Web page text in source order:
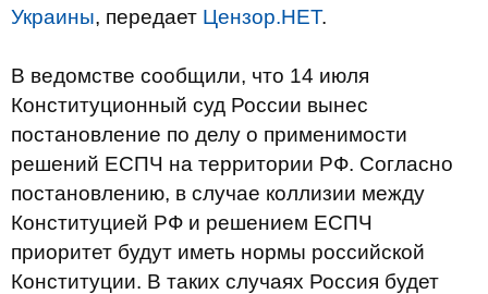
Украины, передает Цензор.НЕТ.
В ведомстве сообщили, что 14 июля
Конституционный суд России вынес
постановление по делу о применимости
решений ЕСПЧ на территории РФ. Согласно
постановлению, в случае коллизии между
Конституцией РФ и решением ЕСПЧ
приоритет будут иметь нормы российской
Конституции. В таких случаях Россия будет